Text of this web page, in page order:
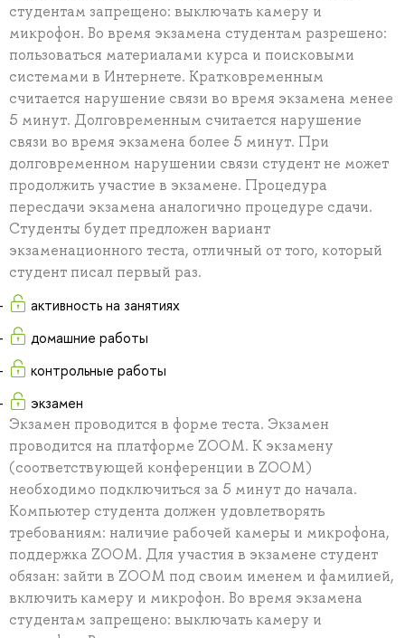
студентам запрещено: выключать камеру и
микрофон. Во время экзамена студентам разрешено:
пользоваться материалами курса и поисковыми
системами в Интернете. Кратковременным
считается нарушение связи во время экзамена менее
5 минут. Долговременным считается нарушение
связи во время экзамена более 5 минут. При
долговременном нарушении связи студент не может
продолжить участие в экзамене. Процедура
пересдачи экзамена аналогично процедуре сдачи.
Студенты будет предложен вариант
экзаменационного теста, отличный от того, который
студент писал первый раз.
активность на занятиях
домашние работы
контрольные работы
экзамен
Экзамен проводится в форме теста. Экзамен
проводится на платформе ZOOM. К экзамену
(соответствующей конференции в ZOOM)
необходимо подключиться за 5 минут до начала.
Компьютер студента должен удовлетворять
требованиям: наличие рабочей камеры и микрофона,
поддержка ZOOM. Для участия в экзамене студент
обязан: зайти в ZOOM под своим именем и фамилией,
включить камеру и микрофон. Во время экзамена
студентам запрещено: выключать камеру и